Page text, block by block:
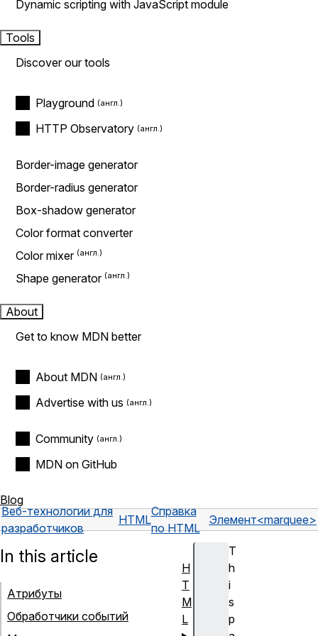
Dynamic scripting with JavaScript module
Tools
Discover our tools
Playground
HTTP Observatory
Border-image generator
Border-radius generator
Box-shadow generator
Color format converter
Color mixer
Shape generator
About
Get to know MDN better
About MDN
Advertise with us
Community
MDN on GitHub
Blog
Веб-технологии для
разработчиков
HTML
Справка
по HTML
Элемент<marquee>
T
h
i
s
p
In this article
Атрибуты
Обработчики событий
H
T
M
L